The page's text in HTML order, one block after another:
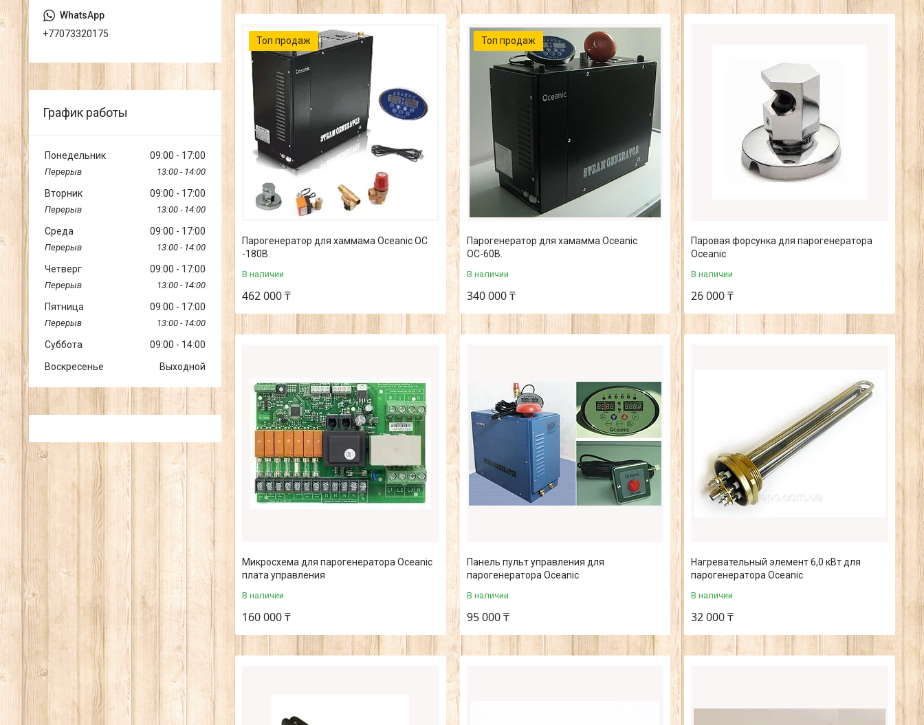
Топ продаж
Парогенератор для хаммама Oceanic ОС
-180В.
В наличии
462 000 ₸
Топ продаж
Парогенератор для хамамма Oceanic
ОС-60В.
В наличии
340 000 ₸
Паровая форсунка для парогенератора
Oceanic
В наличии
26 000 ₸
Микросхема для парогенератора Oceanic
плата управления
В наличии
160 000 ₸
Панель пульт управления для
парогенератора Oceanic
В наличии
95 000 ₸
Нагревательный элемент 6,0 кВт для
парогенератора Oceanic
В наличии
32 000 ₸
+77073320175
График работы
Понедельник 09:00 17:00
13:00 14:00
Вторник 09:00 17:00
13:00 14:00
Среда 09:00 17:00
13:00 14:00
Четверг 09:00 17:00
13:00 14:00
Пятница 09:00 17:00
13:00 14:00
Суббота 09:00
14:00
Воскресенье
Выходной